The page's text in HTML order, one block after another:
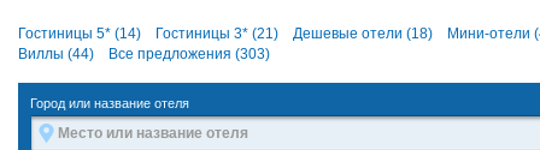
Гостиницы 5* (14) Гостиницы 3* (21) Дешевые отели (18)
Мини-отели
Виллы (44)
Все предложения (303)
Город или название отеля